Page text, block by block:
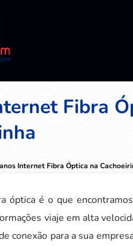
Fibra
Internet Fibra Óptica na
óptica é o que
viaje em alta
conexão para a sua